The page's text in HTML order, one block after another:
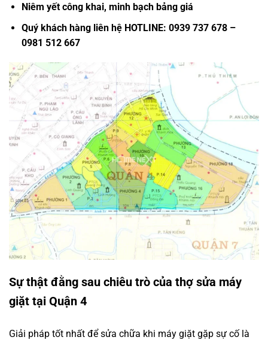
Niêm yết công khai, minh bạch bảng giá
Quý khách hàng liên hệ HOTLINE: 0939 737 678 –
0981 512 667
Sự thật đằng sau chiêu trò của thợ sửa máy
giặt tại Quận 4
Giải pháp tốt nhất để sửa chữa khi máy giặt gặp sự cố là